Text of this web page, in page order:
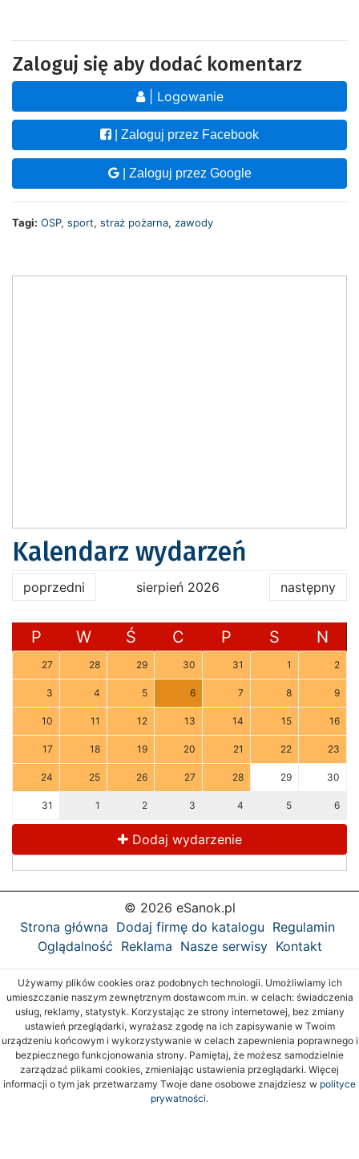
Zaloguj się aby dodać komentarz
| Logowanie
| Zaloguj przez Facebook
| Zaloguj przez Google
Tagi: OSP, sport, straż pożarna, zawody
Kalendarz wydarzeń
poprzedni sierpień 2026 następny
P W Ś C P S N
27 28 29 30 31 1 2
3 4 5 6 7 8 9
10 11 12 13 14 15 16
17 18 19 20 21 22 23
24 25 26 27 28 29 30
31 1 2 3 4 5 6
Dodaj wydarzenie
© 2026 eSanok.pl
Strona główna Dodaj firmę do katalogu Regulamin
Oglądalność Reklama Nasze serwisy Kontakt
Używamy plików cookies oraz podobnych technologii. Umożliwiamy ich
umieszczanie naszym zewnętrznym dostawcom m.in. w celach: świadczenia
usług, reklamy, statystyk. Korzystając ze strony internetowej, bez zmiany
ustawień przeglądarki, wyrażasz zgodę na ich zapisywanie w Twoim
urządzeniu końcowym i wykorzystywanie w celach zapewnienia poprawnego i
bezpiecznego funkcjonowania strony. Pamiętaj, że możesz samodzielnie
zarządzać plikami cookies, zmieniając ustawienia przeglądarki. Więcej
informacji o tym jak przetwarzamy Twoje dane osobowe znajdziesz w polityce
prywatności.